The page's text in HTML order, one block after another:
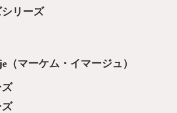
リーズ
（マーケム・イマージュ）
ズ
ズ